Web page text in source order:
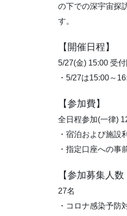
の下での深宇宙探
す。
【開催日程】
5/27(金) 15:00 受
・5/27は15:00～
【参加費】
全日程参加(一律)
・宿泊および施設
・指定口座への事
【参加募集人数
27名
・コロナ感染予防